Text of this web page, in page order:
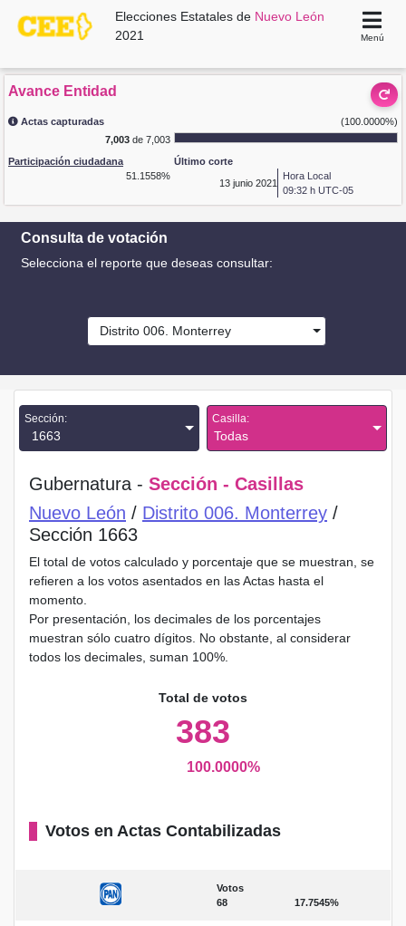
Elecciones Estatales de Nuevo León
2021
Menú
Avance Entidad
Actas capturadas
(100.0000%)
7,003de 7,003
Participación ciudadana
51.1558%
Último corte
13 junio 2021
Hora Local
09:32 h UTC-05
Consulta de votación
Selecciona el reporte que deseas consultar:
Distrito 006. Monterrey
Sección:
1663
Casilla:
Todas
Gubernatura - Sección - Casillas
Nuevo León / Distrito 006. Monterrey /
Sección 1663
El total de votos calculado y porcentaje que se muestran, se
refieren a los votos asentados en las Actas hasta el
momento.
Por presentación, los decimales de los porcentajes
muestran sólo cuatro dígitos. No obstante, al considerar
todos los decimales, suman 100%.
Total de votos
383
100.0000%
Votos en Actas Contabilizadas
Votos
68
17.7545%